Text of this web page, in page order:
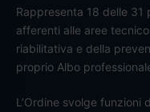
Rappresenta 18 delle 31
afferenti alle aree
riabilitativa e della
proprio Albo
L’Ordine svolge funzioni